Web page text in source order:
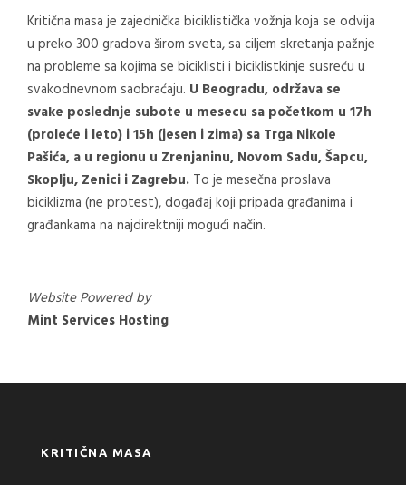
Kritična masa je zajednička biciklistička vožnja koja se odvija
u preko 300 gradova širom sveta, sa ciljem skretanja pažnje
na probleme sa kojima se biciklisti i biciklistkinje susreću u
svakodnevnom saobraćaju. U Beogradu, održava se
svake poslednje subote u mesecu sa početkom u 17h
(proleće i leto) i 15h (jesen i zima) sa Trga Nikole
Pašića, a u regionu u Zrenjaninu, Novom Sadu, Šapcu,
Skoplju, Zenici i Zagrebu. To je mesečna proslava
biciklizma (ne protest), događaj koji pripada građanima i
građankama na najdirektniji mogući način.
Website Powered by
Mint Services Hosting
KRITIČNA MASA